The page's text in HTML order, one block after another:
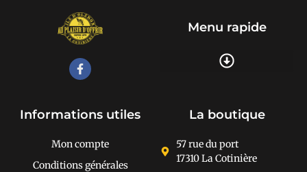
Menu rapide
Informations utiles
Mon compte
Conditions générales
La boutique
57 rue du port
17310 La Cotinière